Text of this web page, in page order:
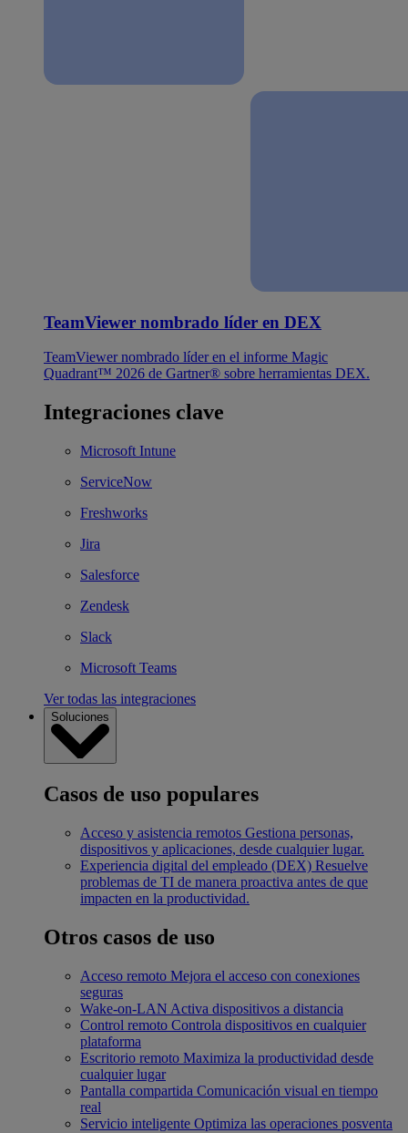
TeamViewer nombrado líder en DEX
TeamViewer nombrado líder en el informe Magic
Quadrant™ 2026 de Gartner® sobre herramientas DEX.
Integraciones clave
Microsoft Intune
ServiceNow
Freshworks
Jira
Salesforce
Zendesk
Slack
Microsoft Teams
Ver todas las integraciones
Soluciones
Casos de uso populares
Acceso y asistencia remotos Gestiona personas,
dispositivos y aplicaciones, desde cualquier lugar.
Experiencia digital del empleado (DEX) Resuelve
problemas de TI de manera proactiva antes de que
impacten en la productividad.
Otros casos de uso
Acceso remoto Mejora el acceso con conexiones
seguras
Wake-on-LAN Activa dispositivos a distancia
Control remoto Controla dispositivos en cualquier
plataforma
Escritorio remoto Maximiza la productividad desde
cualquier lugar
Pantalla compartida Comunicación visual en tiempo
real
Servicio inteligente Optimiza las operaciones posventa